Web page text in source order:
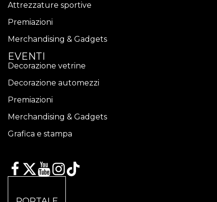
Attrezzature sportive
Premiazioni
Merchandising & Gadgets
EVENTI
Decorazione vetrine
Decorazione automezzi
Premiazioni
Merchandising & Gadgets
Grafica e stampa